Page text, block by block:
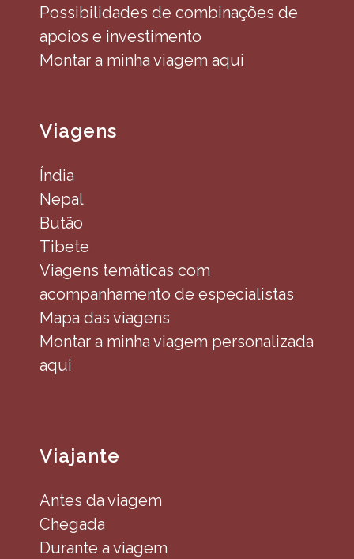
Possibilidades de combinações de
apoios e investimento
Montar a minha viagem aqui
Viagens
Índia
Nepal
Butão
Tibete
Viagens temáticas com
acompanhamento de especialistas
Mapa das viagens
Montar a minha viagem personalizada
aqui
Viajante
Antes da viagem
Chegada
Durante a viagem